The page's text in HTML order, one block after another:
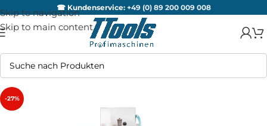
Skip to navigation
Skip to main content
☎ Kundenservice: +49 (0) 89 200 009 008
-27%